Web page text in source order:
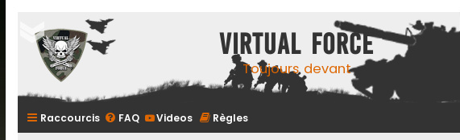
Virtual Force
Toujours devant
Raccourcis FAQ Videos Règles